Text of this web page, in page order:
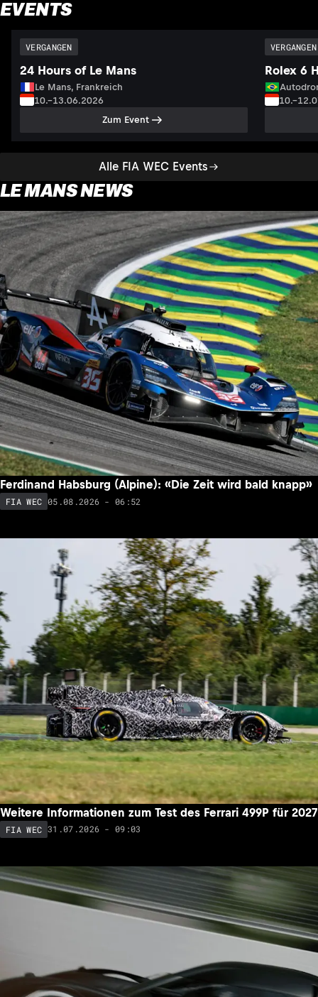
EVENTS
Alle FIA WEC Events
VERGANGEN
24 Hours of Le Mans
Le Mans, Frankreich
10.–13.06.2026
Zum Event
VERGANGEN
Rolex 6
LE MANS NEWS
Ferdinand Habsburg (Alpine): «Die Zeit wird bald knapp»
FIA WEC 05.08.2026 - 06:52
Weitere Informationen zum Test des Ferrari 499P für 2027
FIA WEC 31.07.2026 - 09:03